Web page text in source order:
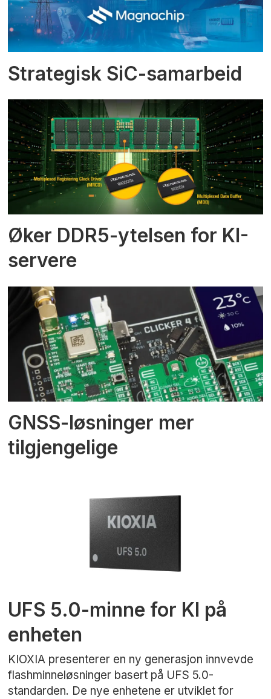
Strategisk SiC-samarbeid
Øker DDR5-ytelsen for KI-
servere
GNSS-løsninger mer
tilgjengelige
UFS 5.0-minne for KI på
enheten
KIOXIA presenterer en ny generasjon innvevde
flashminneløsninger basert på UFS 5.0-
standarden. De nye enhetene er utviklet for